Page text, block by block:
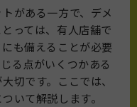
がある一方で、デメ
っては、有人店舗で
も備えることが必要
る点がいくつかある
切です。ここでは、
いて解説します。